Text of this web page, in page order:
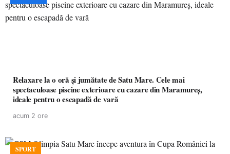
Relaxare la o oră și jumătate de Satu Mare. Cele mai
spectaculoase piscine exterioare cu cazare din Maramureș,
ideale pentru o escapadă de vară
acum 2 ore
SPORT